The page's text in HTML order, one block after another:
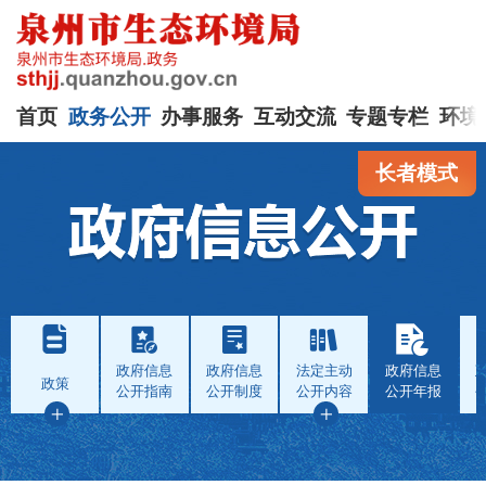
首页 政务公开 办事服务 互动交流 专题专栏 环境
长者模式
政策
政府信息
公开指南
政府信息
公开制度
法定主动
公开内容
政府信息
公开年报